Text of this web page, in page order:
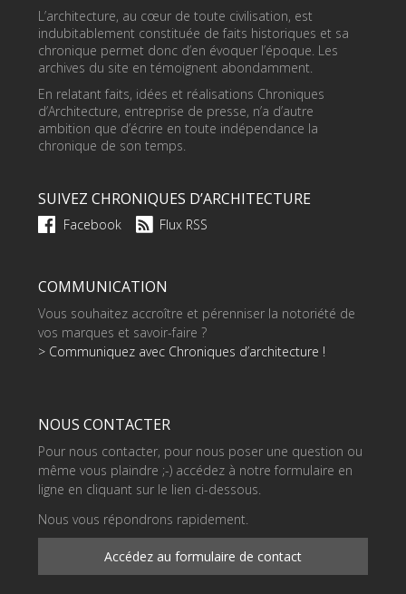
L’architecture, au cœur de toute civilisation, est
indubitablement constituée de faits historiques et sa
chronique permet donc d’en évoquer l’époque. Les
archives du site en témoignent abondamment.
En relatant faits, idées et réalisations Chroniques
d’Architecture, entreprise de presse, n’a d’autre
ambition que d’écrire en toute indépendance la
chronique de son temps.
SUIVEZ CHRONIQUES D’ARCHITECTURE
Facebook Flux RSS
COMMUNICATION
Vous souhaitez accroître et pérenniser la notoriété de
vos marques et savoir-faire ?
> Communiquez avec Chroniques d’architecture !
NOUS CONTACTER
Pour nous contacter, pour nous poser une question ou
même vous plaindre ;-) accédez à notre formulaire en
ligne en cliquant sur le lien ci-dessous.
Nous vous répondrons rapidement.
Accédez au formulaire de contact